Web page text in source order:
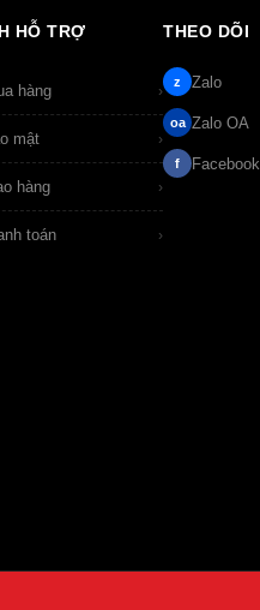
HỖ TRỢ
hàng ›
mật ›
hàng ›
toán ›
THEO DÕI
z Zalo
oa Zalo OA
f Facebook